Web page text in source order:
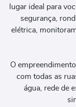
lugar ideal para
segurança,
elétrica,
O
com todas as
água, rede de